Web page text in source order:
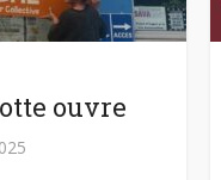
ouvre